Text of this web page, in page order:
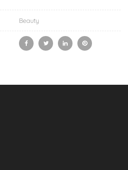
Beauty